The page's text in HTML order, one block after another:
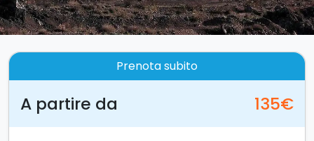
Prenota subito
A partire da 135€